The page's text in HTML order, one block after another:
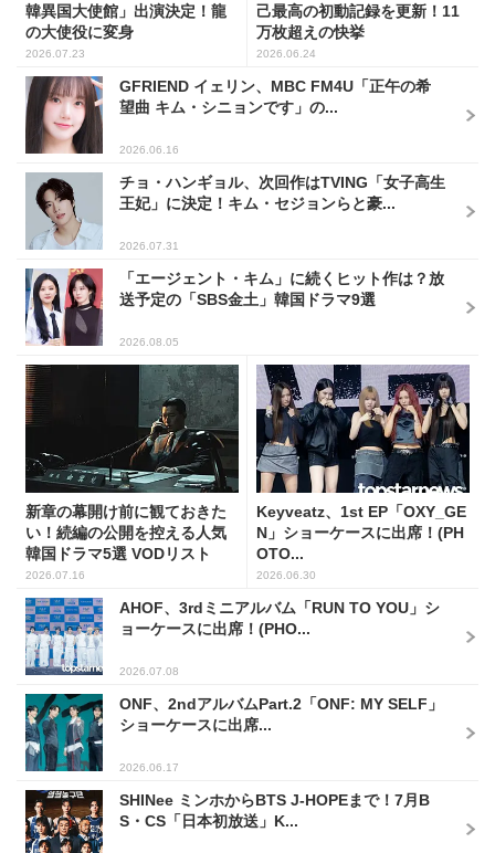
韓異国大使館」出演決定！龍
の大使役に変身
2026.07.23
己最高の初動記録を更新！11
万枚超えの快挙
2026.06.24
GFRIEND イェリン、MBC FM4U「正午の希
望曲 キム・シニョンです」の...
2026.06.16
チョ・ハンギョル、次回作はTVING「女子高生
王妃」に決定！キム・セジョンらと豪...
2026.07.31
「エージェント・キム」に続くヒット作は？放
送予定の「SBS金土」韓国ドラマ9選
2026.08.05
新章の幕開け前に観ておきた
い！続編の公開を控える人気
韓国ドラマ5選 VODリスト
2026.07.16
Keyveatz、1st EP「OXY_GE
N」ショーケースに出席！(PH
OTO...
2026.06.30
AHOF、3rdミニアルバム「RUN TO YOU」シ
ョーケースに出席！(PHO...
2026.07.08
ONF、2ndアルバムPart.2「ONF: MY SELF」
ショーケースに出席...
2026.06.17
SHINee ミンホからBTS J-HOPEまで！7月B
S・CS「日本初放送」K...